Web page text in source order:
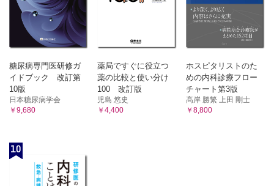
糖尿病専門医研修ガ
イドブック 改訂第
10版
日本糖尿病学会
￥9,680
薬局ですぐに役立つ
薬の比較と使い分け
100 改訂版
児島 悠史
￥4,400
ホスピタリストのた
めの内科診療フロー
チャート第3版
髙岸 勝繁 上田 剛士
￥8,800
10